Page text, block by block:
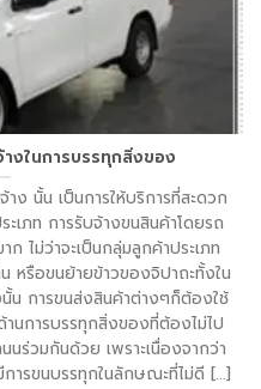
งในการบรรทุกสิ่งของ
ง นั้น เป็นการให้บริการที่สะดวก
ะเภท การรับจ้างขนสินค้าโดยรถ
ไม่ว่าจะเป็นกลุ่มลูกค้าประเภท
รือขนย้ายข้าวของจิปาถะทั้งใน
น การขนส่งสินค้าต่างๆก็ต้องใช้
านการบรรทุกสิ่งของที่ต้องไม่ไป
นร่วมกันด้วย เพราะเนื่องจากว่า
ารขนบรรทุกในลักษณะที่ไม่ดี [...]